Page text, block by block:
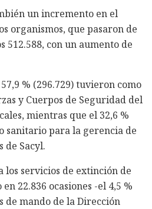
un incremento en el
organismos, que pasaron de
512.588, con un aumento de
% (296.729) tuvieron como
y Cuerpos de Seguridad del
mientras que el 32,6 %
sanitario para la gerencia de
de Sacyl.
los servicios de extinción de
22.836 ocasiones -el 4,5 %
de mando de la Dirección